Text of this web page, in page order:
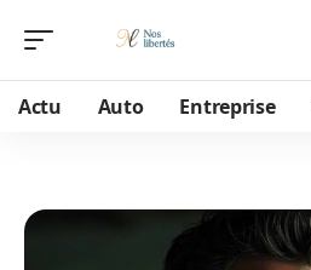
Actu Auto Entreprise